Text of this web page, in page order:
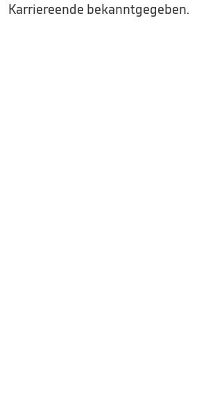
Karriereende bekanntgegeben.